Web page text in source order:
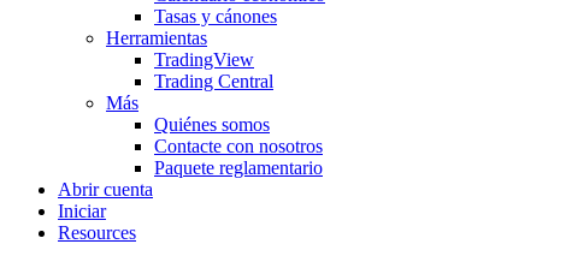
Tasas y cánones
Herramientas
TradingView
Trading Central
Más
Quiénes somos
Contacte con nosotros
Paquete reglamentario
Abrir cuenta
Iniciar
Resources